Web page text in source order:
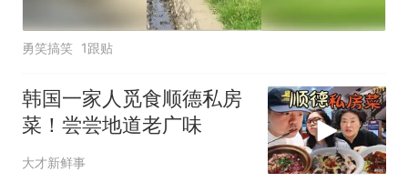
勇笑搞笑 1跟贴
韩国一家人觅食顺德私房
菜！尝尝地道老广味
大才新鲜事